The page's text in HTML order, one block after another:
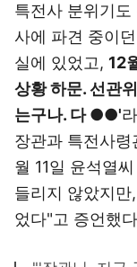
특전사 분위기
사에 파견 중이
실에 있었고, 12
상황 하문. 선관
는구나. 다 ●●'
장관과 특전사
월 11일 윤석열
들리지 않았지
었다"고 증언했